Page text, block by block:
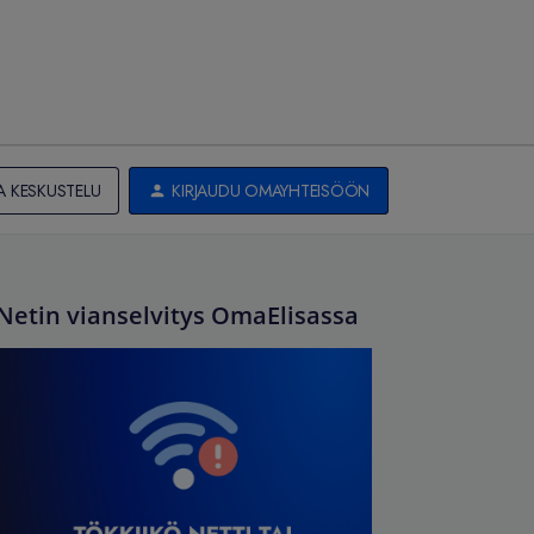
KESKUSTELU KIRJAUDU OMAYHTEISÖÖN
vianselvitys OmaElisassa